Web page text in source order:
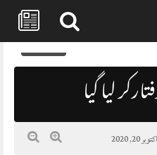
0
لیا گیا
اکتوبر 20, 2020